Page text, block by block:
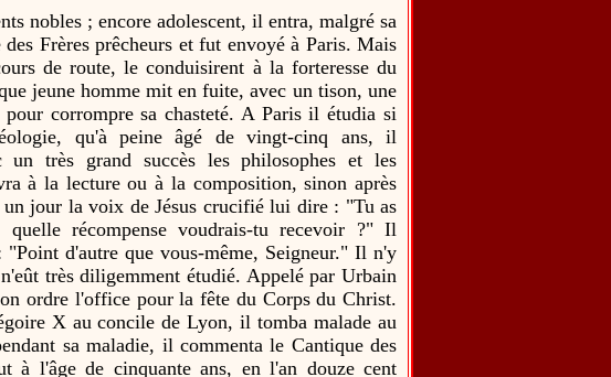
nobles ; encore adolescent, il entra, malgré sa
Frères prêcheurs et fut envoyé à Paris. Mais
de route, le conduisirent à la forteresse du
jeune homme mit en fuite, avec un tison, une
corrompre sa chasteté. A Paris il étudia si
qu'à peine âgé de vingt-cinq ans, il
un très grand succès les philosophes et les
à la lecture ou à la composition, sinon après
jour la voix de Jésus crucifié lui dire : "Tu as
récompense voudrais-tu recevoir ?" Il
"Point d'autre que vous-même, Seigneur." Il n'y
très diligemment étudié. Appelé par Urbain
ordre l'office pour la fête du Corps du Christ.
X au concile de Lyon, il tomba malade au
sa maladie, il commenta le Cantique des
à l'âge de cinquante ans, en l'an douze cent